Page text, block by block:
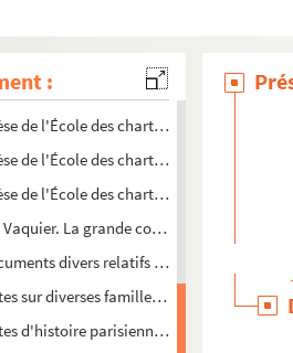
:
l'École des chartes : Histoire des
de l'École des chartes (fin)
de l'École des chartes : tome 1
de l'École des chartes : tome 2
de l'École des chartes : tome 3
Vaquier. La grande confrérie Notre-
divers relatifs au sujet de sa thèse
sur diverses familles bourgeoises de
d'histoire parisienne : tome 1